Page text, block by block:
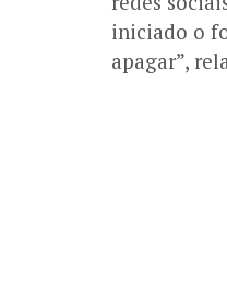
iniciado o
apagar”,